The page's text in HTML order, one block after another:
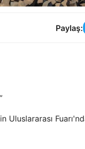
Paylaş: